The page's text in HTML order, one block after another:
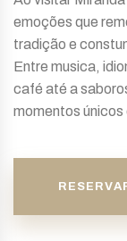
emoções que
tradição e
Entre musica,
café até a
momentos únicos